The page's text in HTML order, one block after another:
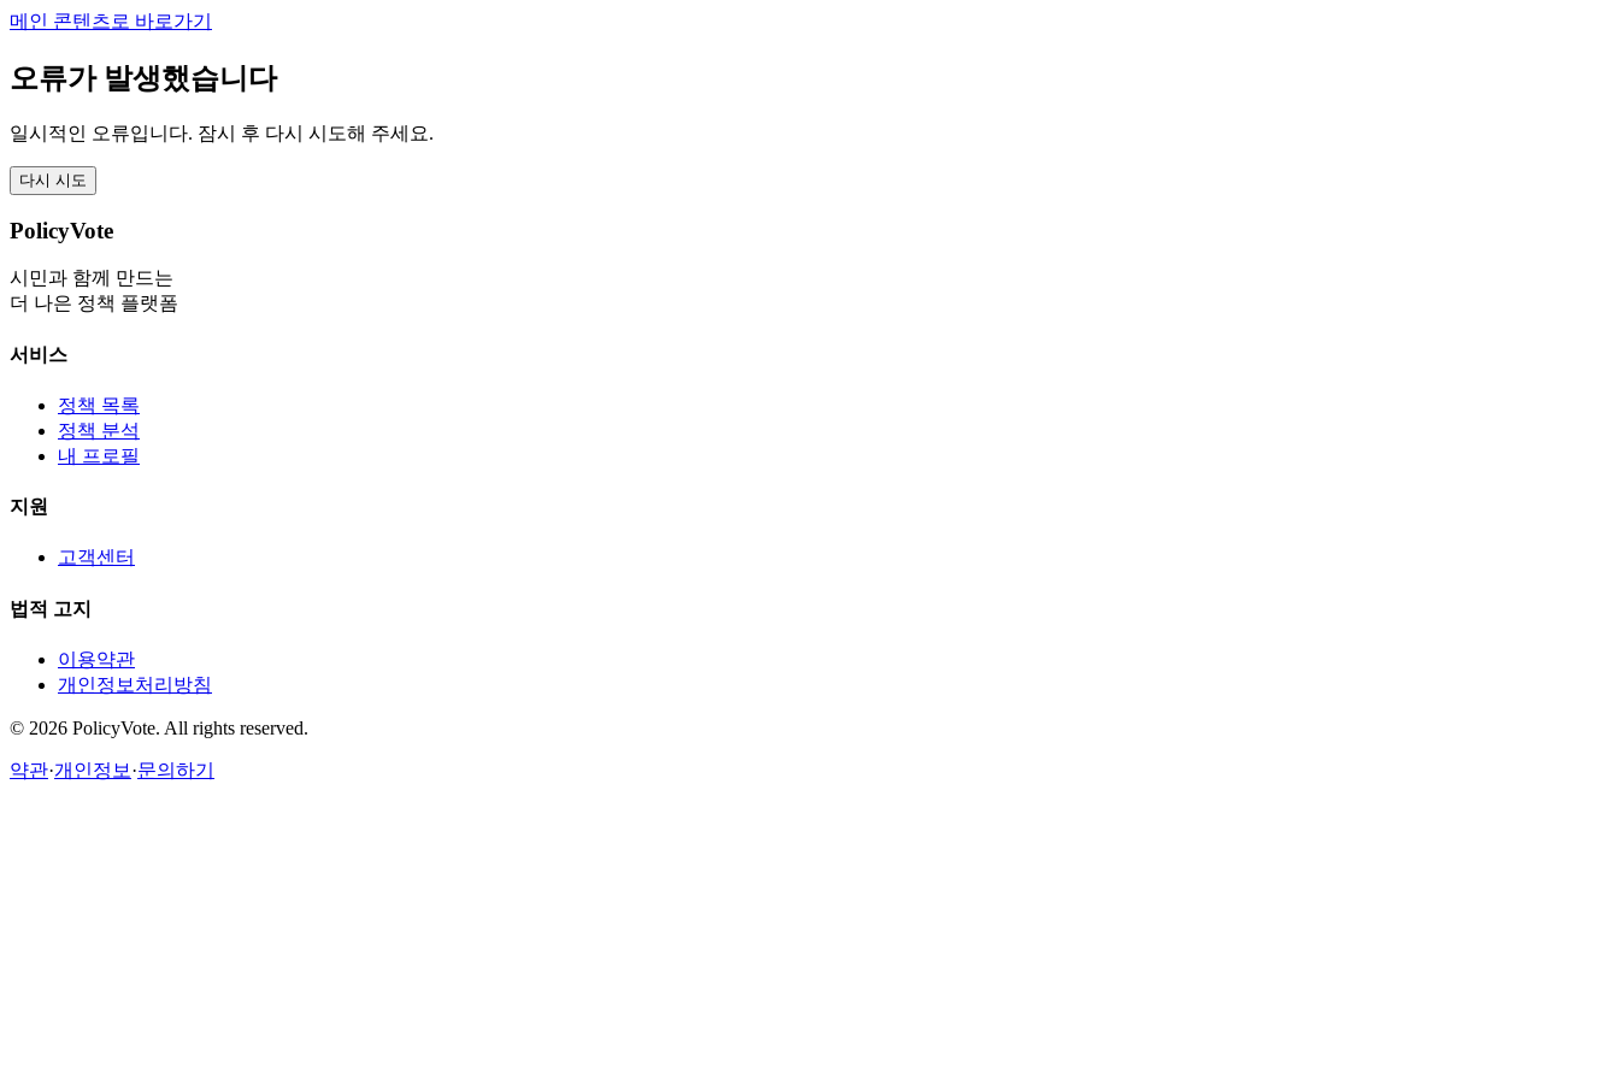
메인 콘텐츠로 바로가기
오류가 발생했습니다
일시적인 오류입니다. 잠시 후 다시 시도해 주세요.
다시 시도
PolicyVote
시민과 함께 만드는
더 나은 정책 플랫폼
서비스
정책 목록
정책 분석
내 프로필
지원
고객센터
법적 고지
이용약관
개인정보처리방침
© 2026 PolicyVote. All rights reserved.
약관·개인정보 ·문의하기